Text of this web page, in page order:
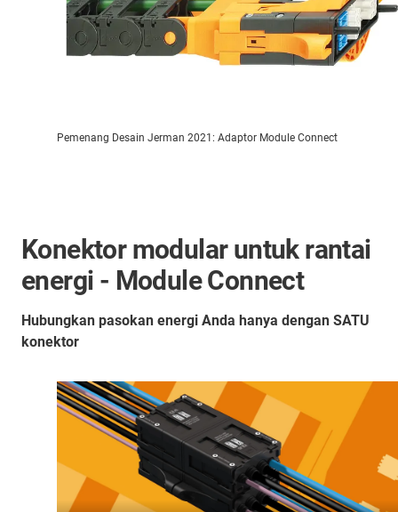
Pemenang Desain Jerman 2021: Adaptor Module Connect
Konektor modular untuk rantai
energi - Module Connect
Hubungkan pasokan energi Anda hanya dengan SATU
konektor